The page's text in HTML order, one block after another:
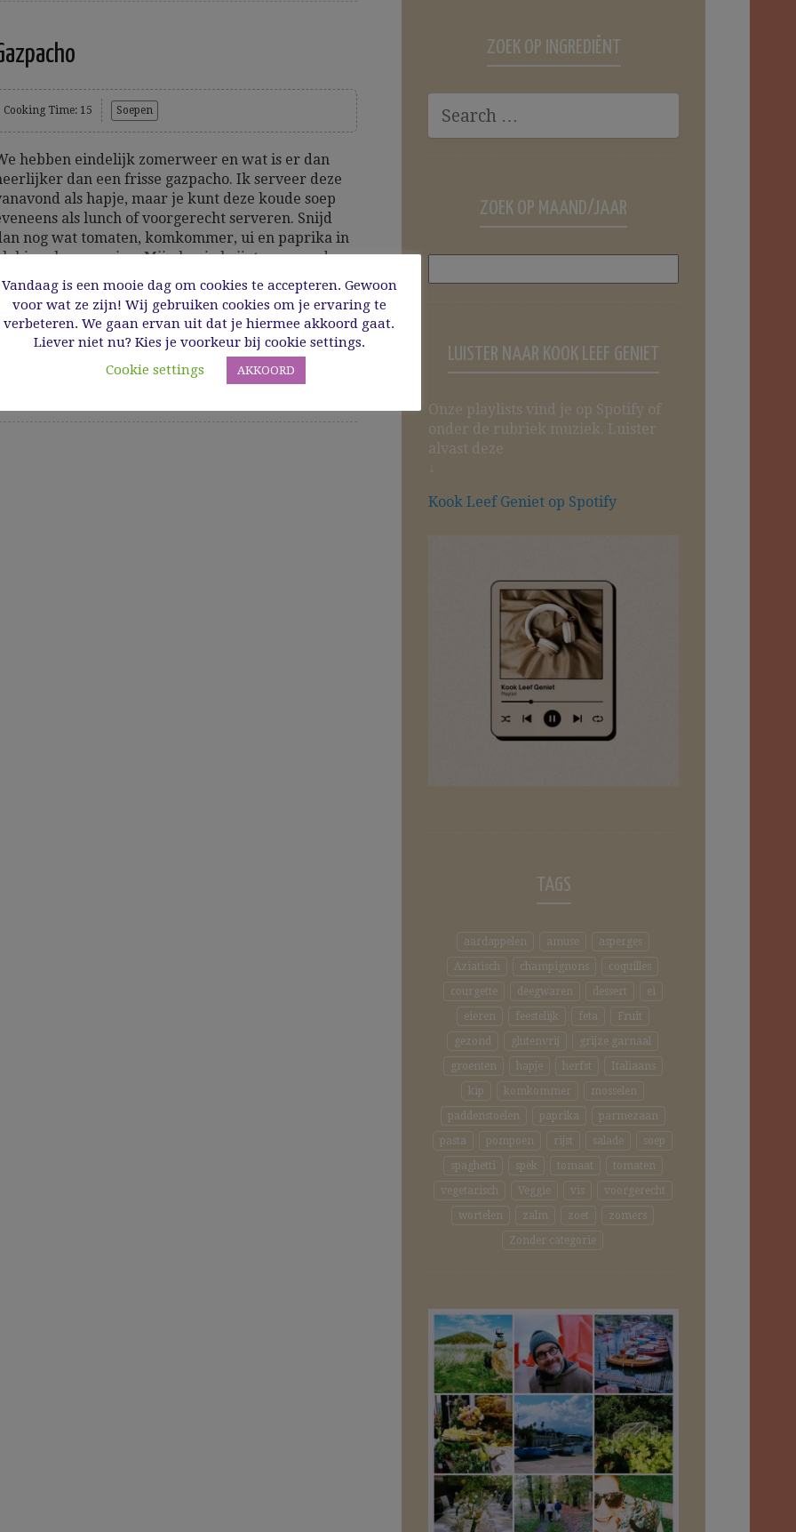
Cooking Time: 15 Soepen
hebben eindelijk zomerweer en wat is er dan
dan een frisse gazpacho. Ik serveer deze
als hapje, maar je kunt deze koude soep
als lunch of voorgerecht serveren. Snijd
nog wat tomaten, komkommer, ui en paprika in
als garnering. Mijn hapje krijgt vanavond
08/2016
ZOEK OP INGREDIËNT
ZOEK OP MAAND/JAAR
LUISTER NAAR KOOK LEEF GENIET
Onze playlists vind je op Spotify of
onder de rubriek muziek. Luister
alvast deze
↓
Kook Leef Geniet op Spotify
TAGS
aardappelen amuse
asperges
Aziatisch
champignons
coquilles
courgette
deegwaren dessert
ei
eieren
feestelijk feta
Fruit
gezond
glutenvrij
grijze garnaal
groenten
hapje herfst
Italiaans
kip
komkommer
mosselen
paddenstoelen
paprika
parmezaan
pasta
pompoen rijst salade
soep
spaghetti
spek tomaat
tomaten
vegetarisch
Veggie vis
voorgerecht
wortelen
zalm zoet
zomers
Zonder categorie
Vandaag is een mooie dag om cookies te accepteren. Gewoon
voor wat ze zijn! Wij gebruiken cookies om je ervaring te
verbeteren. We gaan ervan uit dat je hiermee akkoord gaat.
Liever niet nu? Kies je voorkeur bij cookie settings.
Cookie settings
AKKOORD